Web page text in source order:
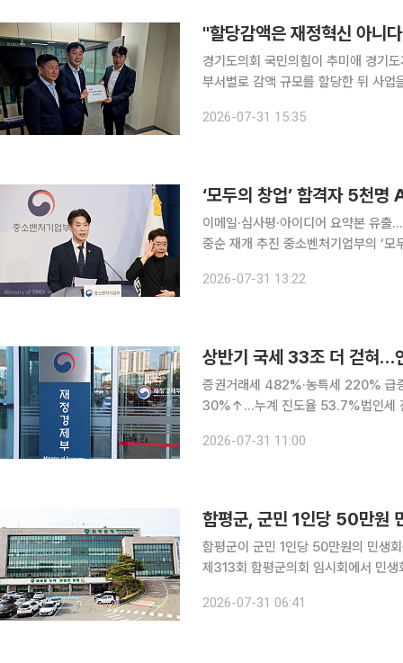
경기도의회 국민의힘이 추미애 경기
부서별로 감액 규모를 할당한 뒤 사업
과 박영선 의원은 이날 경기도의회
2026-07-31 15:35
이메일·심사평·아이디어 요약본 유
중순 재개 추진 중소벤처기업부의 ‘모두의 창업’ 정보유출 사고로 합격자 5000명의 정보가 유출된
께 노출됐다. 중기부는 피해자 지원과
2026-07-31 13:22
상반기 국세 33조 더 걷혀…
증권거래세 482%·농특세 220% 급
30%↑…누계 진도율 53.7%법인세 진도
채웠다. 주식 거래대금이 5배 가까이
2026-07-31 11:00
함평군, 군민 1인당 50만원
함평군이 군민 1인당 50만원의 민생회복지원금을
제313회 함평군의회 임시회에서 민
며 결혼이민자와 영주권자도 포함된
2026-07-31 06:41